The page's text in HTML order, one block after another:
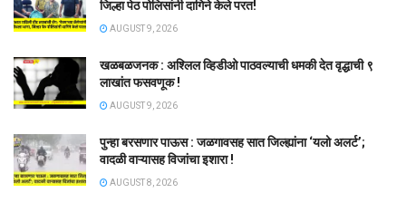
जिल्हा पेठ पोलिसांनी दागिने केले परत!
AUGUST 9, 2026
खळबळजनक : अश्लिल व्हिडीओ पाठवल्याची धमकी देत वृद्धाची ९
लाखांत फसवणूक !
AUGUST 9, 2026
पुन्हा बरसणार पाऊस : जळगावसह सात जिल्ह्यांना ‘यलो अलर्ट’;
वादळी वाऱ्यासह विजांचा इशारा !
AUGUST 8, 2026